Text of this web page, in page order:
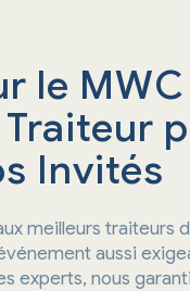
le
Invités
meilleurs traiteurs
aussi
experts, nous